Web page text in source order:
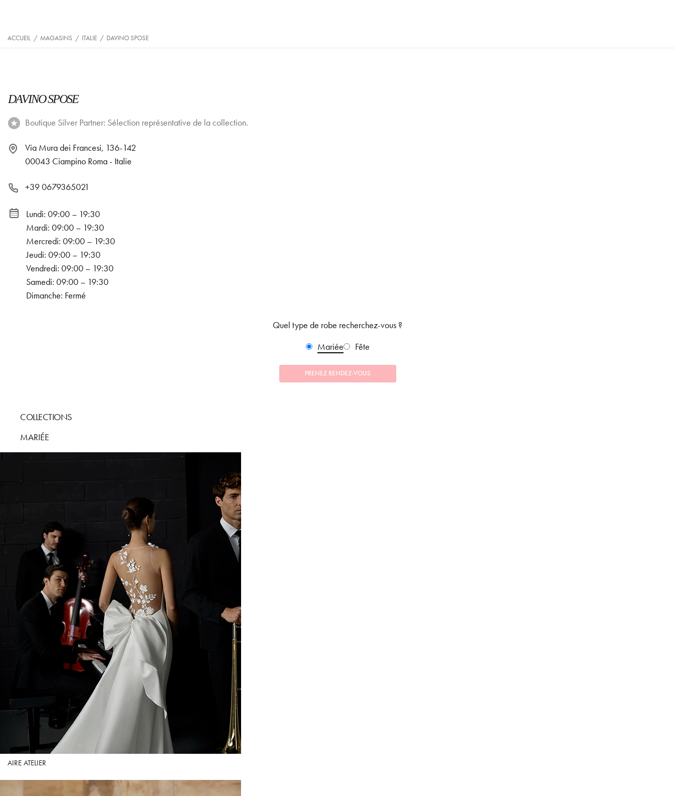
ACCUEIL / MAGASINS / ITALIE / DAVINO SPOSE
DAVINO SPOSE
Boutique Silver Partner: Sélection représentative de la collection.
Via Mura dei Francesi, 136-142
00043 Ciampino Roma - Italie
+39 0679365021
Lundi: 09:00 – 19:30
Mardi: 09:00 – 19:30
Mercredi: 09:00 – 19:30
Jeudi: 09:00 – 19:30
Vendredi: 09:00 – 19:30
Samedi: 09:00 – 19:30
Dimanche: Fermé
Quel type de robe recherchez-vous ?
Mariée
Fête
PRENEZ RENDEZ-VOUS
COLLECTIONS
MARIÉE
AIRE ATELIER